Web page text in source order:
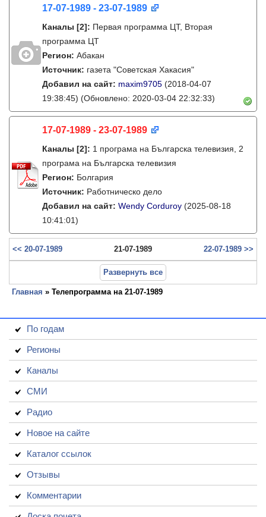
17-07-1989 - 23-07-1989
Каналы [2]: Первая программа ЦТ, Вторая
программа ЦТ
Регион: Абакан
Источник: газета "Советская Хакасия"
Добавил на сайт: maxim9705 (2018-04-07
19:38:45) (Обновлено: 2020-03-04 22:32:33)
17-07-1989 - 23-07-1989
Каналы [2]: 1 програма на Българска телевизия, 2
програма на Българска телевизия
Регион: Болгария
Источник: Работническо дело
Добавил на сайт: Wendy Corduroy (2025-08-18
10:41:01)
<< 20-07-1989 21-07-1989 22-07-1989 >>
Развернуть все
Главная » Телепрограмма на 21-07-1989
По годам
Регионы
Каналы
СМИ
Радио
Новое на сайте
Каталог ссылок
Отзывы
Комментарии